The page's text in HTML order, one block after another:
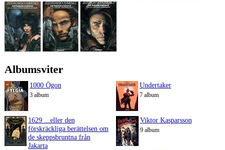
Albumsviter
1000 Ögon
3 album
1629 ...eller den
förskräckliga berättelsen om
de skeppsbruntna från
Jakarta
Undertaker
7 album
Viktor Kasparsson
9 album